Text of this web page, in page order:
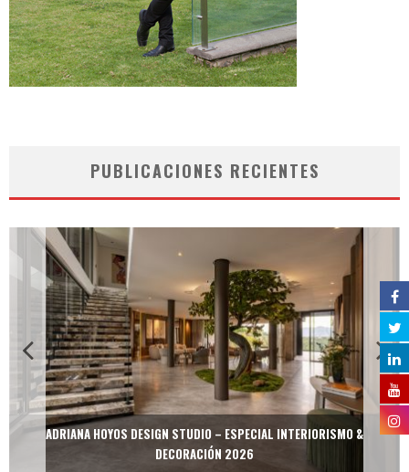
PUBLICACIONES RECIENTES
ADRIANA HOYOS DESIGN STUDIO – ESPECIAL INTERIORISMO &
DECORACIÓN 2026